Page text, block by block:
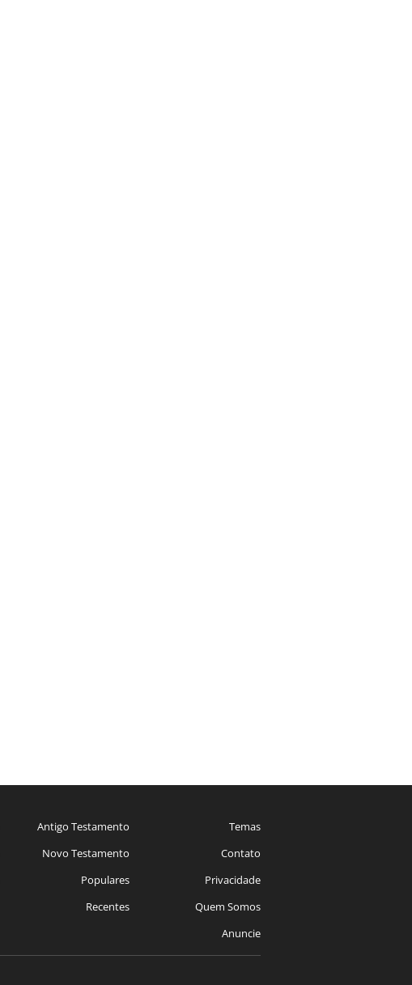
Antigo Testamento
Novo Testamento
Populares
Recentes
Temas
Contato
Privacidade
Quem Somos
Anuncie